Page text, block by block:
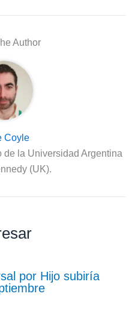
Author
Coyle
la Universidad Argentina
(UK).
por Hijo subiría